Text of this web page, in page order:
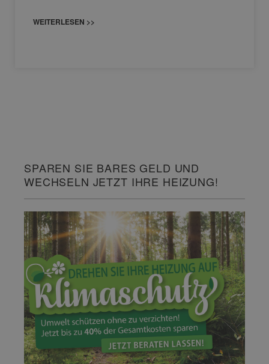
WEITERLESEN >>
SPAREN SIE BARES GELD UND
WECHSELN JETZT IHRE HEIZUNG!